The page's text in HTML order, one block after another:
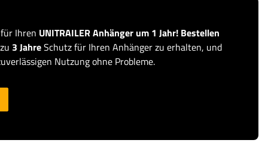
Ihren UNITRAILER Anhänger um 1 Jahr! Bestellen
3 JahreSchutz für Ihren Anhänger zu erhalten, und
Nutzung ohne Probleme.